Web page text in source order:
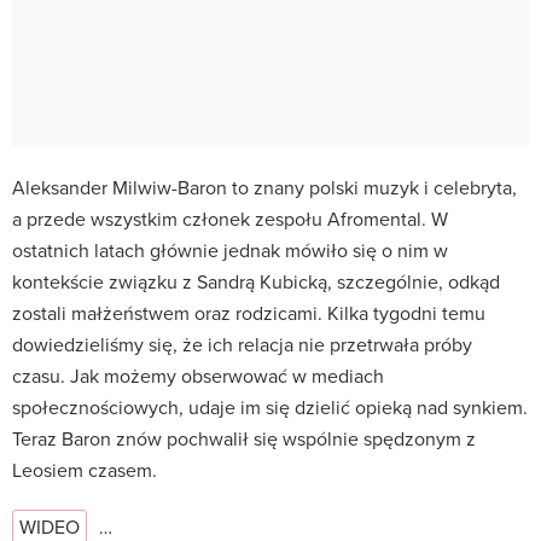
Aleksander Milwiw-Baron to znany polski muzyk i celebryta,
a przede wszystkim członek zespołu Afromental. W
ostatnich latach głównie jednak mówiło się o nim w
kontekście związku z Sandrą Kubicką, szczególnie, odkąd
zostali małżeństwem oraz rodzicami. Kilka tygodni temu
dowiedzieliśmy się, że ich relacja nie przetrwała próby
czasu. Jak możemy obserwować w mediach
społecznościowych, udaje im się dzielić opieką nad synkiem.
Teraz Baron znów pochwalił się wspólnie spędzonym z
Leosiem czasem.
WIDEO …